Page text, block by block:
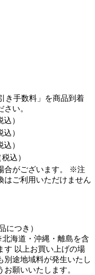
き手数料」を商品到着
い。
）
）
）
込）
合がございます。 ※注
はご利用いただけません
につき）
海道・沖縄・離島を含
す 以上お買い上げの場
別途地域料が発生いたし
願いいたします。